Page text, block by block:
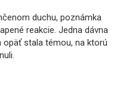
duchu, poznámka
reakcie. Jedna dávna
stala témou, na ktorú